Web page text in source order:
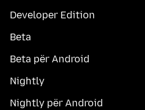
Developer Edition
Beta
Beta për Android
Nightly
Nightly për Android